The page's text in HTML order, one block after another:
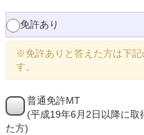
免許あり
※免許ありと答えた方は下記
す。
普通免許MT
(平成19年6月2日以降に取
た方)